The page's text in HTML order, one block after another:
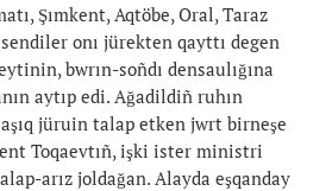
Şımkent, Aqtöbe, Oral, Taraz
onı jürekten qayttı degen
bwrın-soñdı densaulığına
aytıp edi. Ağadildiñ ruhın
jüruin talap etken jwrt birneşe
Toqaevtıñ, işki ister ministri
arız joldağan. Alayda eşqanday